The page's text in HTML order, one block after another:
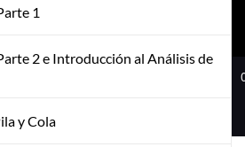
1
2 e Introducción al Análisis de
y Cola